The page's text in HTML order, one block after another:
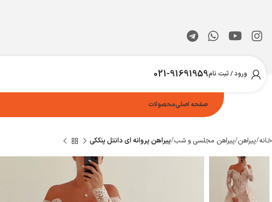
ورود / ثبت نام021-91691959
صفحه اصلیمحصولات
خانه پیراهن پیراهن مجلسی و شب پیراهن پروانه ای دانتل پنککی